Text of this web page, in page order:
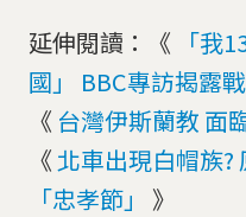
延伸閱讀：《
「我
國」 BBC專訪揭露
《 台灣伊斯蘭教 面
《 北車出現白帽族?
「忠孝節」
》